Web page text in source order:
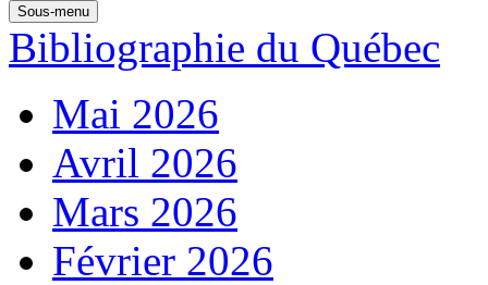
Sous-menu
Bibliographie du Québec
Mai 2026
Avril 2026
Mars 2026
Février 2026